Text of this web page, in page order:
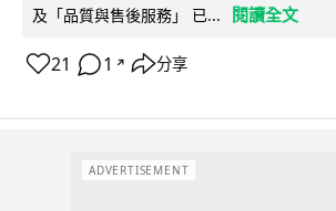
及「品質與售後服務」 已...
閱讀全文
21 1 ↗ 分享
ADVERTISEMENT